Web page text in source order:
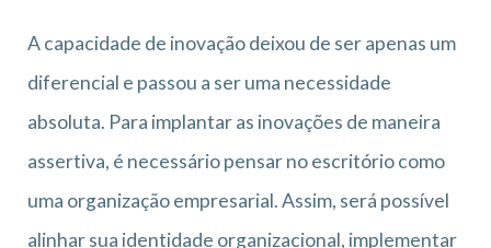
A capacidade de inovação deixou de ser apenas um
diferencial e passou a ser uma necessidade
absoluta. Para implantar as inovações de maneira
assertiva, é necessário pensar no escritório como
uma organização empresarial. Assim, será possível
alinhar sua identidade organizacional, implementar